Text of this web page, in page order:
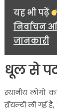
यह भी पढ़ें
निर्वाचन
जानकारी
धूल से
स्थानीय लोगों
रॉयल्टी ली गई